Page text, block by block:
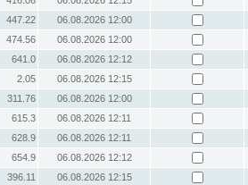
447.22
06.08.2026 12:00
474.56
06.08.2026 12:00
641.0
06.08.2026 12:12
2.05
06.08.2026 12:15
311.76
06.08.2026 12:00
615.3
06.08.2026 12:11
628.9
06.08.2026 12:11
654.9
06.08.2026 12:12
396.11 06.08.2026 12:15